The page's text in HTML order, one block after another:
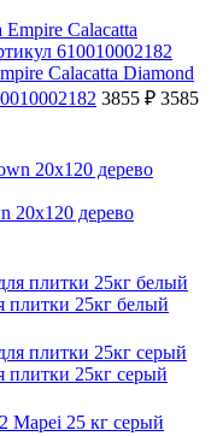
Calacatta Diamond
3855 ₽ 3585
20х120 дерево
плитки 25кг белый
плитки 25кг серый